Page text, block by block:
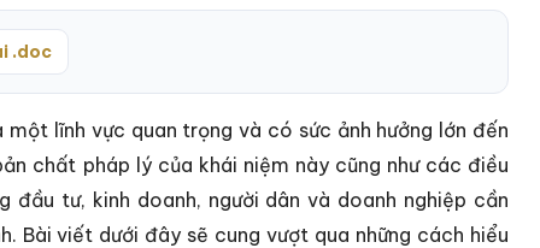
.doc
lĩnh vực quan trọng và có sức ảnh hưởng lớn đến
chất pháp lý của khái niệm này cũng như các điều
tư, kinh doanh, người dân và doanh nghiệp cần
Bài viết dưới đây sẽ cung vượt qua những cách hiểu